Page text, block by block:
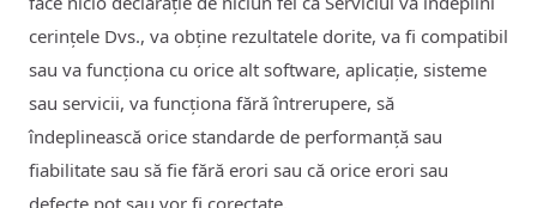
cerințele Dvs., va obține rezultatele dorite, va fi compatibil
sau va funcționa cu orice alt software, aplicație, sisteme
sau servicii, va funcționa fără întrerupere, să
îndeplinească orice standarde de performanță sau
fiabilitate sau să fie fără erori sau că orice erori sau
defecte pot sau vor fi corectate.